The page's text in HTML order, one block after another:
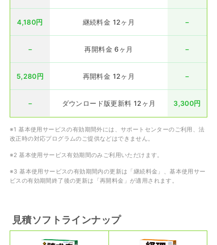
4,180円 継続料金 12ヶ月 －
－ 再開料金 6ヶ月 －
5,280円 再開料金 12ヶ月 －
－ ダウンロード版更新料 12ヶ月 3,300円
※1 基本使用サービスの有効期間外には、サポートセンターのご利用、法
改正時の対応プログラムのご提供などはできません。
※2 基本使用サービス有効期間のみご利用いただけます。
※3 基本使用サービスの有効期間内の更新は「継続料金」、基本使用サー
ビスの有効期間終了後の更新は「再開料金」が適用されます。
見積ソフトラインナップ